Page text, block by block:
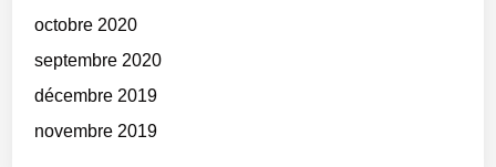
octobre 2020
septembre 2020
décembre 2019
novembre 2019